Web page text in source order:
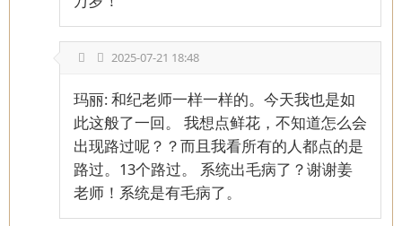
2025-07-21 18:48
玛丽: 和纪老师一样一样的。今天我也是如
此这般了一回。 我想点鲜花，不知道怎么会
出现路过呢？？而且我看所有的人都点的是
路过。13个路过。 系统出毛病了？谢谢姜
老师！系统是有毛病了。